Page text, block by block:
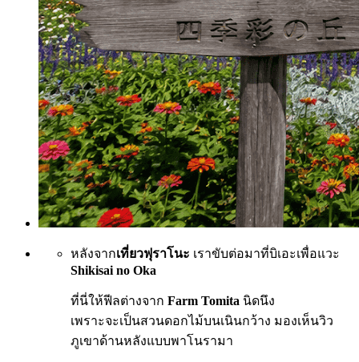
หลังจากเที่ยวฟุราโนะ เราขับต่อมาที่บิเอะเพื่อแวะ
Shikisai no Oka
ที่นี่ให้ฟีลต่างจาก Farm Tomita นิดนึง
เพราะจะเป็นสวนดอกไม้บนเนินกว้าง มองเห็นวิว
ภูเขาด้านหลังแบบพาโนรามา